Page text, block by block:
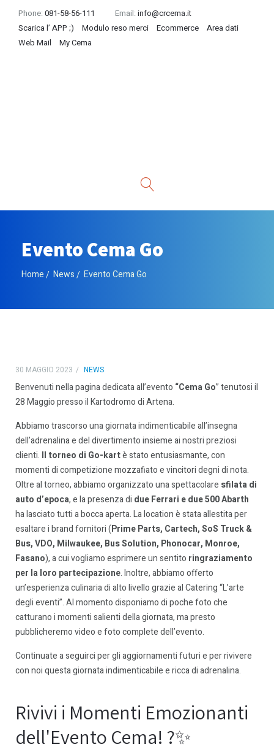
Phone: 081-58-56-111 Email: info@crcema.it
Scarica l’ APP ;)
Modulo reso merci Ecommerce
Area dati
Web Mail
My Cema
Evento Cema Go
Home News Evento Cema Go
30 MAGGIO 2023 NEWS
Benvenuti nella pagina dedicata all’evento “Cema Go” tenutosi il
28 Maggio presso il Kartodromo di Artena.
Abbiamo trascorso una giornata indimenticabile all’insegna
dell’adrenalina e del divertimento insieme ai nostri preziosi
clienti. Il torneo di Go-kartè stato entusiasmante, con
momenti di competizione mozzafiato e vincitori degni di nota.
Oltre al torneo, abbiamo organizzato una spettacolare sfilata di
auto d’epoca, e la presenza di due Ferrari e due 500 Abarth
ha lasciato tutti a bocca aperta. La location è stata allestita per
esaltare i brand fornitori (Prime Parts, Cartech, SoS Truck &
Bus, VDO, Milwaukee, Bus Solution, Phonocar, Monroe,
Fasano), a cui vogliamo esprimere un sentito ringraziamento
per la loro partecipazione. Inoltre, abbiamo offerto
un’esperienza culinaria di alto livello grazie al Catering “L’arte
degli eventi”. Al momento disponiamo di poche foto che
catturano i momenti salienti della giornata, ma presto
pubblicheremo video e foto complete dell’evento.
Continuate a seguirci per gli aggiornamenti futuri e per rivivere
con noi questa giornata indimenticabile e ricca di adrenalina.
Rivivi i Momenti Emozionanti
dell'Evento Cema! ?️✨